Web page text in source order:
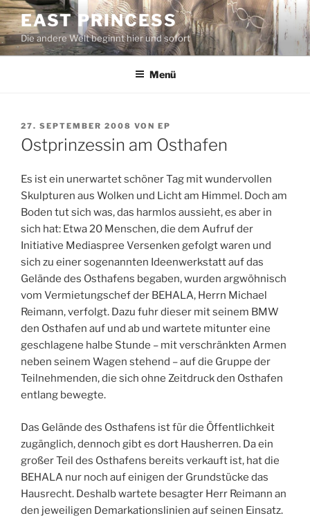
Zum
Inhalt
springen
EAST PRINCESS
Die andere Welt beginnt hier und sofort
Menü
VERÖFFENTLICHT
AM
27. SEPTEMBER 2008 VON EP
Ostprinzessin am Osthafen
Es ist ein unerwartet schöner Tag mit wundervollen
Skulpturen aus Wolken und Licht am Himmel. Doch am
Boden tut sich was, das harmlos aussieht, es aber in
sich hat: Etwa 20 Menschen, die dem Aufruf der
Initiative Mediaspree Versenken gefolgt waren und
sich zu einer sogenannten Ideenwerkstatt auf das
Gelände des Osthafens begaben, wurden argwöhnisch
vom Vermietungschef der BEHALA, Herrn Michael
Reimann, verfolgt. Dazu fuhr dieser mit seinem BMW
den Osthafen auf und ab und wartete mitunter eine
geschlagene halbe Stunde – mit verschränkten Armen
neben seinem Wagen stehend – auf die Gruppe der
Teilnehmenden, die sich ohne Zeitdruck den Osthafen
entlang bewegte.
Das Gelände des Osthafens ist für die Öffentlichkeit
zugänglich, dennoch gibt es dort Hausherren. Da ein
großer Teil des Osthafens bereits verkauft ist, hat die
BEHALA nur noch auf einigen der Grundstücke das
Hausrecht. Deshalb wartete besagter Herr Reimann an
den jeweiligen Demarkationslinien auf seinen Einsatz.